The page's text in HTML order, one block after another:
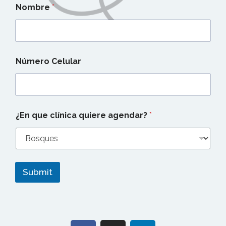
Nombre*
Número Celular
u
i
N
m
¿En que clínica quiere agendar? *
Submit